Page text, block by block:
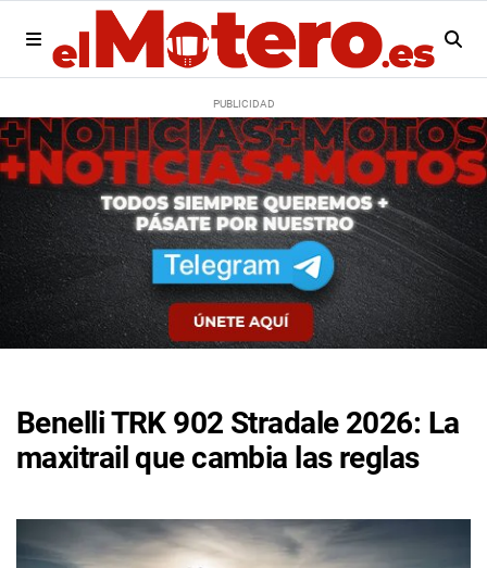
Benelli TRK 902 Stradale 2026: La
maxitrail que cambia las reglas